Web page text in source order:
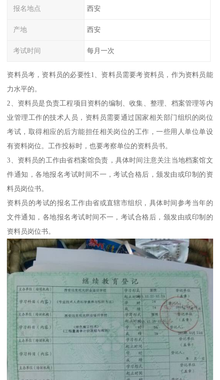
报名地点 西安
产地 西安
考试时间 每月一次
资料员考，资料员的必要性1、资料员需要考资料员，作为资料员能
力水平的。
2、资料员是负责工程项目资料的编制、收集、整理、档案管理等内
业管理工作的技术人员，资料员需要通过国家相关部门组织的岗位
考试，取得相应的后方能担任相关岗位的工作，一些用人单位单设
有资料岗位。工作投标时，也要考察单位的资料员书。
3、资料员的工作由省档案馆负责，具体时间注意关注当地档案馆文
件通知，各地报名考试时间不一，考试合格后，颁发由或印制的资
料员岗位书。
资料员的考试的报名工作由省或直辖市组织，具体时间参考当年的
文件通知，各地报名考试时间不一，考试合格后，颁发由或印制的
资料员岗位书。